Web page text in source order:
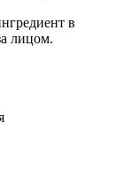
в
лицом.